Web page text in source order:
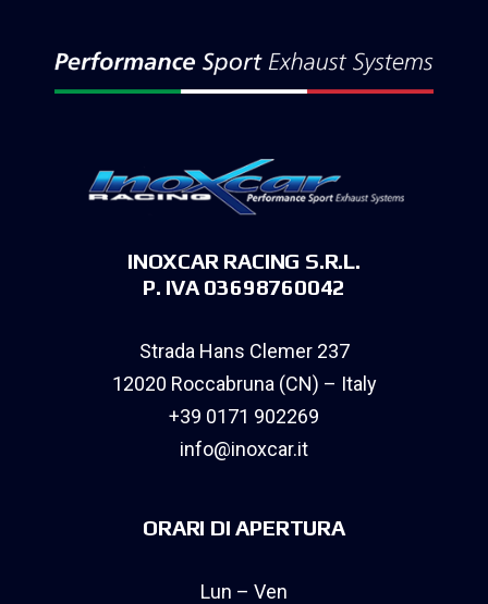
INOXCAR RACING S.R.L.
P. IVA 03698760042
Strada Hans Clemer 237
12020 Roccabruna (CN) – Italy
+39 0171 902269
info@inoxcar.it
ORARI DI APERTURA
Lun – Ven